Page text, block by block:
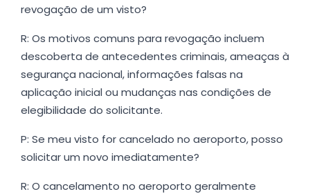
revogação de um visto?
R: Os motivos comuns para revogação incluem
descoberta de antecedentes criminais, ameaças à
segurança nacional, informações falsas na
aplicação inicial ou mudanças nas condições de
elegibilidade do solicitante.
P: Se meu visto for cancelado no aeroporto, posso
solicitar um novo imediatamente?
R: O cancelamento no aeroporto geralmente